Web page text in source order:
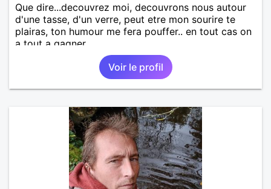
Que dire...decouvrez moi, decouvrons nous autour
d'une tasse, d'un verre, peut etre mon sourire te
plairas, ton humour me fera pouffer.. en tout cas on
a tout a gagner.
Voir le profil